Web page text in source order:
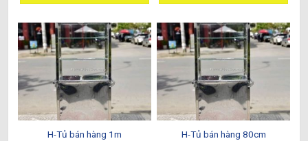
H-Tủ bán hàng 1m H-Tủ bán hàng 80cm